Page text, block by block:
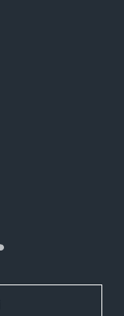
SoundCloud